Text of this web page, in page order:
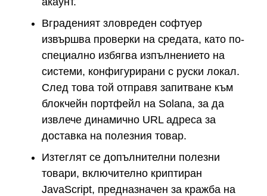
Вграденият зловреден софтуер
извършва проверки на средата, като по-
специално избягва изпълнението на
системи, конфигурирани с руски локал.
След това той отправя запитване към
блокчейн портфейл на Solana, за да
извлече динамично URL адреса за
доставка на полезния товар.
Изтеглят се допълнителни полезни
товари, включително криптиран
JavaScript, предназначен за кражба на